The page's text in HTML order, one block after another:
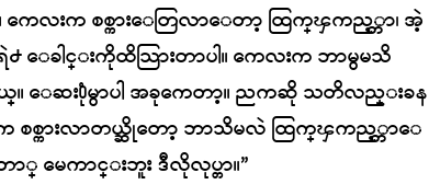
ကေလးက စစ္ကားေတြလာေတာ့ ထြက္ၾကည့္တာ၊ အဲ့
႕ ေခါင္းကိုထိသြားတာပါ။ ကေလးက ဘာမွမသိ
ေဆး႐ုံမွာပါ အခုကေတာ့။ ညကဆို သတိလည္းခန
စစ္ကားလာတယ္ဆိုေတာ့ ဘာသိမလဲ ထြက္ၾကည့္တာေ
မေကာင္းဘူး ဒီလိုလုပ္တာ။”